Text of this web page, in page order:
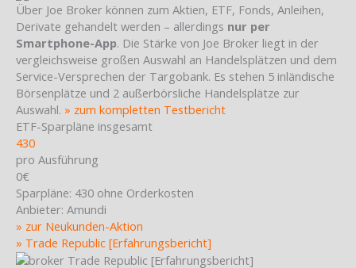
Über Joe Broker können zum Aktien, ETF, Fonds, Anleihen,
Derivate gehandelt werden – allerdings nur per
Smartphone-App. Die Stärke von Joe Broker liegt in der
vergleichsweise großen Auswahl an Handelsplätzen und dem
Service-Versprechen der Targobank. Es stehen 5 inländische
Börsenplätze und 2 außerbörsliche Handelsplätze zur
Auswahl. » zum kompletten Testbericht
ETF-Sparpläne insgesamt
430
pro Ausführung
0€
Sparpläne: 430 ohne Orderkosten
Anbieter: Amundi
» zur Neukunden-Aktion
» Trade Republic [Erfahrungsbericht]